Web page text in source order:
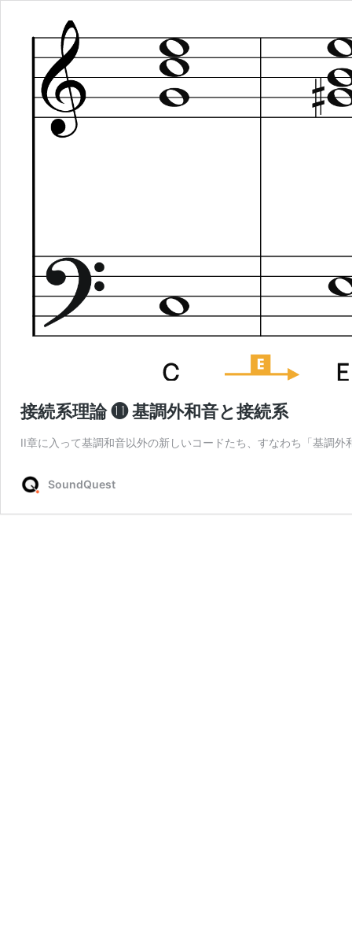
接続系理論 ⓫ 基調外和音と接続系
II章に入って基調和音以外の新しいコードたち、すなわち「基調
SoundQuest